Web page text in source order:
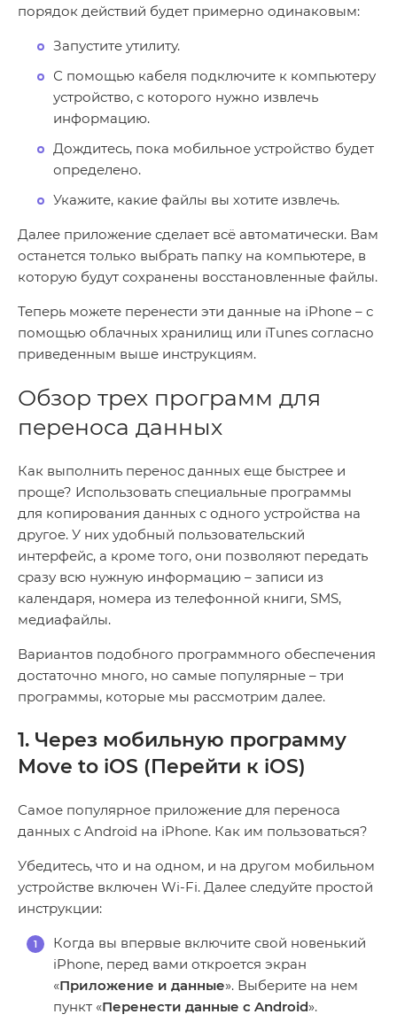
порядок действий будет примерно одинаковым:
Запустите утилиту.
С помощью кабеля подключите к компьютеру
устройство, с которого нужно извлечь
информацию.
Дождитесь, пока мобильное устройство будет
определено.
Укажите, какие файлы вы хотите извлечь.
Далее приложение сделает всё автоматически. Вам
останется только выбрать папку на компьютере, в
которую будут сохранены восстановленные файлы.
Теперь можете перенести эти данные на iPhone – с
помощью облачных хранилищ или iTunes согласно
приведенным выше инструкциям.
Обзор трех программ для
переноса данных
Как выполнить перенос данных еще быстрее и
проще? Использовать специальные программы
для копирования данных с одного устройства на
другое. У них удобный пользовательский
интерфейс, а кроме того, они позволяют передать
сразу всю нужную информацию – записи из
календаря, номера из телефонной книги, SMS,
медиафайлы.
Вариантов подобного программного обеспечения
достаточно много, но самые популярные – три
программы, которые мы рассмотрим далее.
1. Через мобильную программу
Move to iOS (Перейти к iOS)
Самое популярное приложение для переноса
данных с Android на iPhone. Как им пользоваться?
Убедитесь, что и на одном, и на другом мобильном
устройстве включен Wi-Fi. Далее следуйте простой
инструкции:
Когда вы впервые включите свой новенький
iPhone, перед вами откроется экран
«Приложение и данные». Выберите на нем
пункт «Перенести данные с Android».